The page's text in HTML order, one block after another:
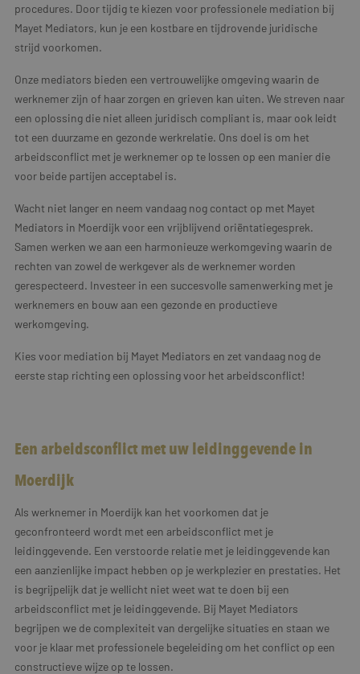
procedures. Door tijdig te kiezen voor professionele mediation bij
Mayet Mediators, kun je een kostbare en tijdrovende juridische
strijd voorkomen.
Onze mediators bieden een vertrouwelijke omgeving waarin de
werknemer zijn of haar zorgen en grieven kan uiten. We streven naar
een oplossing die niet alleen juridisch compliant is, maar ook leidt
tot een duurzame en gezonde werkrelatie. Ons doel is om het
arbeidsconflict met je werknemer op te lossen op een manier die
voor beide partijen acceptabel is.
Wacht niet langer en neem vandaag nog contact op met Mayet
Mediators in Moerdijk voor een vrijblijvend oriëntatiegesprek.
Samen werken we aan een harmonieuze werkomgeving waarin de
rechten van zowel de werkgever als de werknemer worden
gerespecteerd. Investeer in een succesvolle samenwerking met je
werknemers en bouw aan een gezonde en productieve
werkomgeving.
Kies voor mediation bij Mayet Mediators en zet vandaag nog de
eerste stap richting een oplossing voor het arbeidsconflict!
Een arbeidsconflict met uw leidinggevende in
Moerdijk
Als werknemer in Moerdijk kan het voorkomen dat je
geconfronteerd wordt met een arbeidsconflict met je
leidinggevende. Een verstoorde relatie met je leidinggevende kan
een aanzienlijke impact hebben op je werkplezier en prestaties. Het
is begrijpelijk dat je wellicht niet weet wat te doen bij een
arbeidsconflict met je leidinggevende. Bij Mayet Mediators
begrijpen we de complexiteit van dergelijke situaties en staan we
voor je klaar met professionele begeleiding om het conflict op een
constructieve wijze op te lossen.